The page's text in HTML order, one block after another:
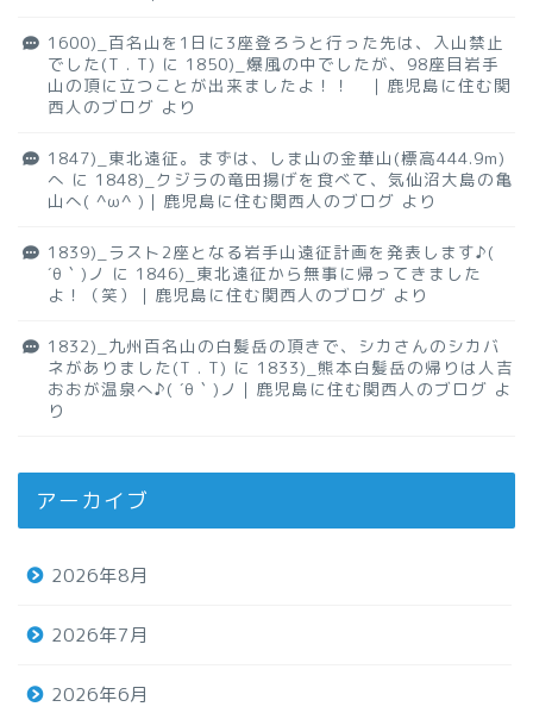
1600)_百名山を1日に3座登ろうと行った先は、入山禁止
でした(T . T) に 1850)_爆風の中でしたが、98座目岩手
山の頂に立つことが出来ましたよ！！ ｜鹿児島に住む関
西人のブログ より
1847)_東北遠征。まずは、しま山の金華山(標高444.9m)
へ に 1848)_クジラの竜田揚げを食べて、気仙沼大島の亀
山へ( ^ω^ )｜鹿児島に住む関西人のブログ より
1839)_ラスト2座となる岩手山遠征計画を発表します♪(
´θ｀)ノ に 1846)_東北遠征から無事に帰ってきました
よ！（笑）｜鹿児島に住む関西人のブログ より
1832)_九州百名山の白髪岳の頂きで、シカさんのシカバ
ネがありました(T . T) に 1833)_熊本白髪岳の帰りは人吉
おおが温泉へ♪( ´θ｀)ノ｜鹿児島に住む関西人のブログ よ
り
アーカイブ
2026年8月
2026年7月
2026年6月